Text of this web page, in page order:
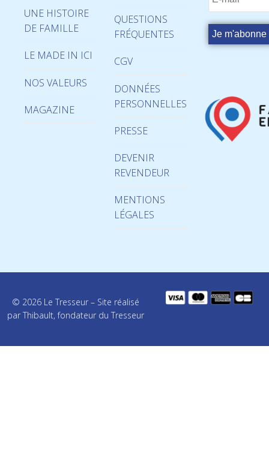
UNE HISTOIRE
DE FAMILLE
LE MADE IN ICI
NOS VALEURS
MAGAZINE
QUESTIONS
FRÉQUENTES
CGV
DONNÉES
PERSONNELLES
PRESSE
DEVENIR
REVENDEUR
MENTIONS
LÉGALES
© 2026 Le Tresseur – Site réalisé
par Thibault, fondateur du Tresseur